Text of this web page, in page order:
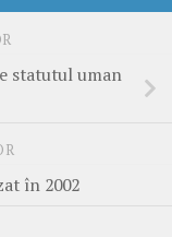
statutul uman
în 2002